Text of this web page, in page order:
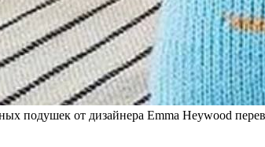
подушек от дизайнера Emma Heywood